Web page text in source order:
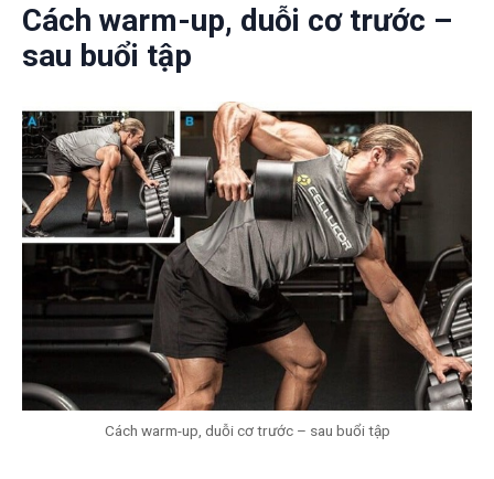
Cách warm-up, duỗi cơ trước –
sau buổi tập
Cách warm-up, duỗi cơ trước – sau buổi tập